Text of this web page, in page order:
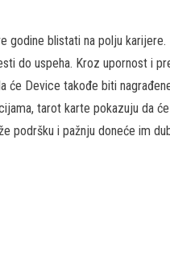
godine blistati na polju
do uspeha. Kroz upornost i
će Device takođe biti
tarot karte pokazuju da
podršku i pažnju doneće im